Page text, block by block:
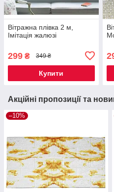
Вітражна плівка 2 м,
Імітація жалюзі
299 ₴ 349 ₴
Купити
Акційні пропозиції та
–10%